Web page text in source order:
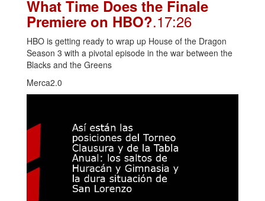
What Time Does the Finale
Premiere on HBO?.17:26
HBO is getting ready to wrap up House of the Dragon
Season 3 with a pivotal episode in the war between the
Blacks and the Greens
Merca2.0